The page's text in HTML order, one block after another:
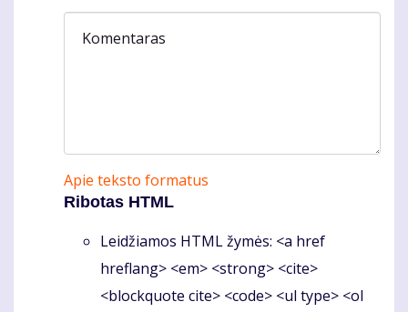
Komentaras
Apie teksto formatus
Ribotas HTML
Leidžiamos HTML žymės: <a href
hreflang> <em> <strong> <cite>
<blockquote cite> <code> <ul type> <ol